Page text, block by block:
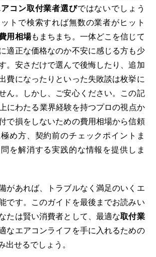
コン取付業者選びではないでしょう
トで検索すれば無数の業者がヒット
用相場もまちまち。一体どこを信じて
適正な価格なのか不安に感じる方も少
。安さだけで選んで後悔したり、追加
費になったりといった失敗談は枚挙に
ん。しかし、ご安心ください。この記
にわたる業界経験を持つプロの視点か
で損をしないための費用相場から信頼
め方、契約前のチェックポイントま
を解消する実践的な情報を提供しま
があれば、トラブルなく満足のいくエ
です。このガイドを最後までお読みい
たは賢い消費者として、最適な取付業
なエアコンライフを手に入れるための
出せるでしょう。